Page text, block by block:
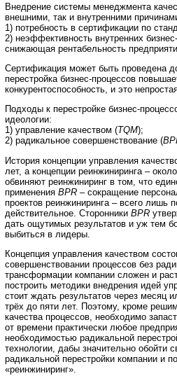
Внедрение системы менеджмента
внешними, так и внутренними
1) потребность в сертификации по
2) неэффективность внутренних
снижающая рентабельность
Сертификация может быть проведена
перестройка бизнес-процессов
конкурентоспособность, и это
Подходы к перестройке бизнес-
идеологии:
1) управление качеством (TQM);
2) радикальное совершенствование (
История концепции управления
лет, а концепции реинжиниринга –
обвиняют реинжиниринг в том, что
применения BPR – сокращение
проектов реинжиниринга – всего лишь
действительное. Сторонники BPR
дать ощутимых результатов и уж тем
выбиться в лидеры.
Концепция управления качеством
совершенствовании процессов без
трансформации компании сложен и
построить методики внедрения идей
стоит ждать результатов через месяц
трёх до пяти лет. Поэтому, кроме
качества процессов, необходимо
от времени практически любое
необходимостью радикальной
технологии, дабы значительно обойти
радикальной перестройки компании и
«реинжиниринг».